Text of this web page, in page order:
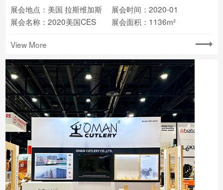
展会地点：美国 拉斯维加斯
展会时间：2020-01
展会名称：2020美国CES
展会面积：1136m²
View More